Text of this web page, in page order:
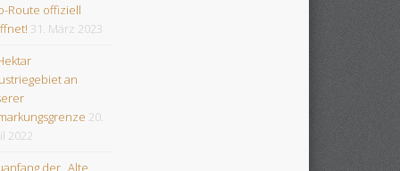
Route offiziell
31. März 2023
an
20.
2022
der „Alte